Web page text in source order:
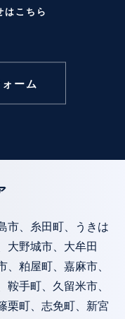
はこちら
ーム
市、糸田町、うきは
大野城市、大牟田
粕屋町、嘉麻市、
鞍手町、久留米市、
栗町、志免町、新宮